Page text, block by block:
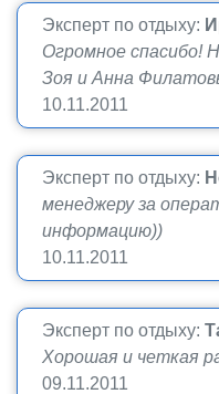
Эксперт по отдыху:
Огромное спасибо!
Зоя и Анна
10.11.2011
Эксперт по отдыху:
менеджеру за
информацию))
10.11.2011
Эксперт по отдыху:
Хорошая и четкая
09.11.2011